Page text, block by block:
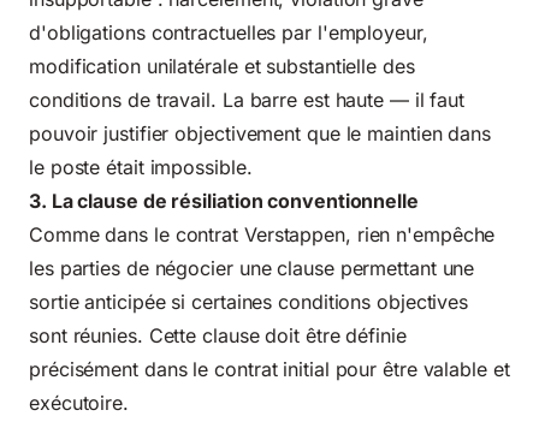
d'obligations contractuelles par l'employeur,
modification unilatérale et substantielle des
conditions de travail. La barre est haute — il faut
pouvoir justifier objectivement que le maintien dans
le poste était impossible.
3. La clause de résiliation conventionnelle
Comme dans le contrat Verstappen, rien n'empêche
les parties de négocier une clause permettant une
sortie anticipée si certaines conditions objectives
sont réunies. Cette clause doit être définie
précisément dans le contrat initial pour être valable et
exécutoire.